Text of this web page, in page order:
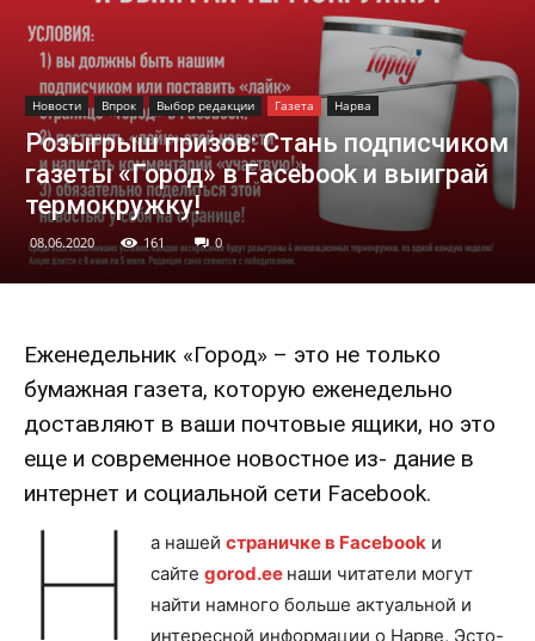
Новости Впрок Выбор редакции Газета Нарва
Розыгрыш призов: Стань подписчиком
газеты «Город» в Facebook и выиграй
термокружку!
08.06.2020 161 0
Еженедельник «Город» – это не только
бумажная газета, которую еженедельно
доставляют в ваши почтовые ящики, но это
еще и современное новостное из- дание в
интернет и социальной сети Facebook.
Н а нашей страничке в Facebook и
сайте gorod.ee наши читатели могут
найти намного больше актуальной и
интересной информации о Нарве, Эсто-